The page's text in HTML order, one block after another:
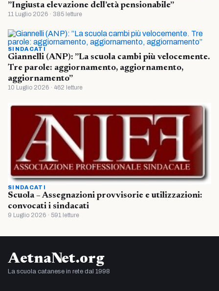
”Ingiusta elevazione dell’età pensionabile”
11 Luglio 2026 · 385 letture
SINDACATI
Giannelli (ANP): ”La scuola cambi più velocemente.
Tre parole: aggiornamento, aggiornamento,
aggiornamento”
10 Luglio 2026 · 462 letture
SINDACATI
Scuola – Assegnazioni provvisorie e utilizzazioni:
convocati i sindacati
9 Luglio 2026 · 591 letture
AetnaNet.org
La scuola catanese in rete dal 1998